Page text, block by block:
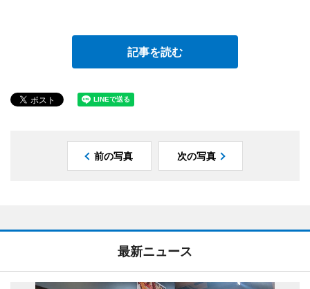
記事を読む
前の写真 次の写真
最新ニュース